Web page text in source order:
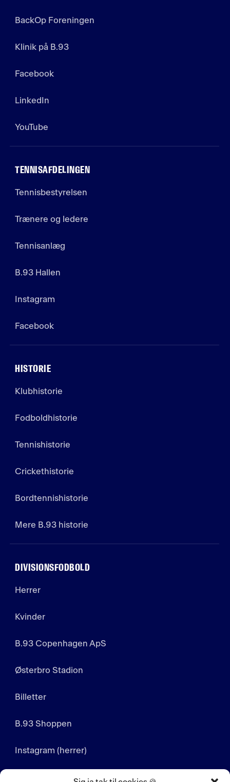
BackOp Foreningen
Klinik på B.93
Facebook
LinkedIn
YouTube
TENNISAFDELINGEN
Tennisbestyrelsen
Trænere og ledere
Tennisanlæg
B.93 Hallen
Instagram
Facebook
HISTORIE
Klubhistorie
Fodboldhistorie
Tennishistorie
Crickethistorie
Bordtennishistorie
Mere B.93 historie
DIVISIONSFODBOLD
Herrer
Kvinder
B.93 Copenhagen ApS
Østerbro Stadion
Billetter
B.93 Shoppen
Instagram (herrer)
Instagram (kvinder)